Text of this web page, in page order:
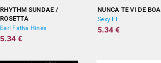
RHYTHM SUNDAE /
ROSETTA
Earl Fatha Hines
5.34 €
NUNCA TE VI DE BOA
Sexy Fi
5.34 €